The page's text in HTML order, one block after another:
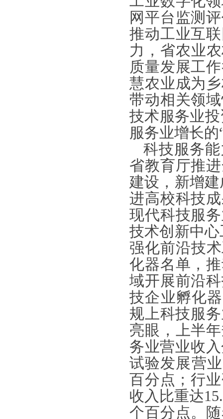
网平台监测
推动工业互
力，省农业
质量发展工
慧农业成为
带动相关领
技术服务业
服务业增长的
科技服务
省教育厅推
建设，新增
进高校科技
现代科技服
技术创新中
强化前沿技
化器名单，
域开展前沿
技企业孵化
规上科技服
亮眼，上半
务业营业收
试验发展营
百分点；行
收入比重达
个百分点。